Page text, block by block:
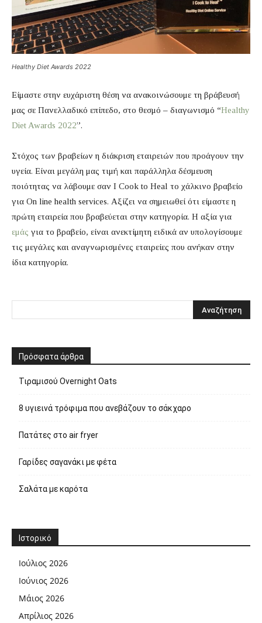
Healthy Diet Awards 2022
Είμαστε στην ευχάριστη θέση να ανακοινώσουμε τη βράβευσή
μας σε Πανελλαδικό επίπεδο, στο θεσμό – διαγωνισμό “Healthy
Diet Awards 2022”.
Στόχος των βραβείων η διάκριση εταιρειών που προάγουν την
υγεία. Είναι μεγάλη μας τιμή και παράλληλα δέσμευση
ποιότητας να λάβουμε σαν I Cook to Heal το χάλκινο βραβείο
για On line health services. Αξίζει να σημειωθεί ότι είμαστε η
πρώτη εταιρεία που βραβεύεται στην κατηγορία. Η αξία για
εμάς για το βραβείο, είναι ανεκτίμητη ειδικά αν υπολογίσουμε
τις μεγάλες και αναγνωρισμένες εταιρείες που ανήκαν στην
ίδια κατηγορία.
Πρόσφατα άρθρα
Τιραμισού Overnight Oats
8 υγιεινά τρόφιμα που ανεβάζουν το σάκχαρο
Πατάτες στο air fryer
Γαρίδες σαγανάκι με φέτα
Σαλάτα με καρότα
Ιστορικό
Ιούλιος 2026
Ιούνιος 2026
Μάιος 2026
Απρίλιος 2026